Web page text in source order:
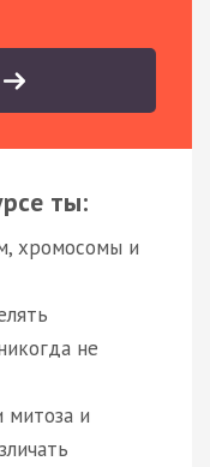
ты:
хромосомы и
не
митоза и